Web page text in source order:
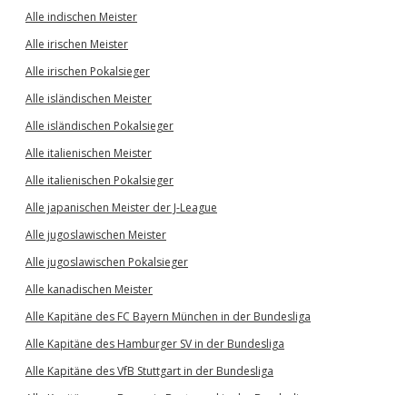
Alle indischen Meister
Alle irischen Meister
Alle irischen Pokalsieger
Alle isländischen Meister
Alle isländischen Pokalsieger
Alle italienischen Meister
Alle italienischen Pokalsieger
Alle japanischen Meister der J-League
Alle jugoslawischen Meister
Alle jugoslawischen Pokalsieger
Alle kanadischen Meister
Alle Kapitäne des FC Bayern München in der Bundesliga
Alle Kapitäne des Hamburger SV in der Bundesliga
Alle Kapitäne des VfB Stuttgart in der Bundesliga